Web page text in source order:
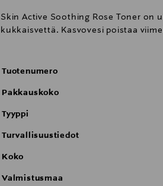
Skin Active Soothing Rose Toner
kukkaisvettä. Kasvovesi poistaa
Tuotenumero
Pakkauskoko
Tyyppi
Turvallisuustiedot
Koko
Valmistusmaa